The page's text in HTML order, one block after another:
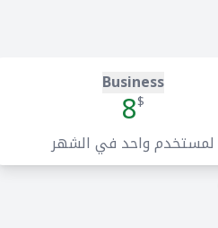
Business
$
8
لمستخدم واحد في الشهر